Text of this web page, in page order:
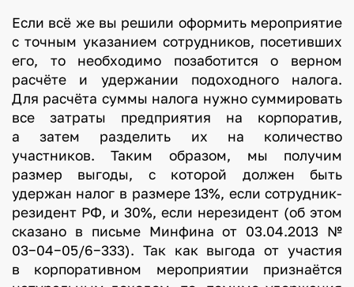
Если всё же вы решили оформить мероприятие
с точным указанием сотрудников, посетивших
его, то необходимо позаботится о верном
расчёте и удержании подоходного налога.
Для расчёта суммы налога нужно суммировать
все затраты предприятия на корпоратив,
а затем разделить их на количество
участников. Таким образом, мы получим
размер выгоды, с которой должен быть
удержан налог в размере 13%, если сотрудник-
резидент РФ, и 30%, если нерезидент (об этом
сказано в письме Минфина от 03.04.2013 №
03−04−05/6−333). Так как выгода от участия
в корпоративном мероприятии признаётся